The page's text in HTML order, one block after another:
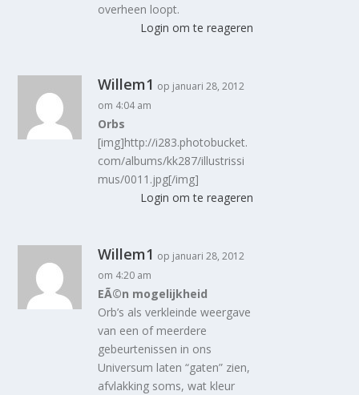
overheen loopt.
Login om te reageren
Willem1 op januari 28, 2012
om 4:04 am
Orbs
[img]http://i283.photobucket.
com/albums/kk287/illustrissi
mus/0011.jpg[/img]
Login om te reageren
Willem1 op januari 28, 2012
om 4:20 am
EÃ©n mogelijkheid
Orb’s als verkleinde weergave
van een of meerdere
gebeurtenissen in ons
Universum laten “gaten” zien,
afvlakking soms, wat kleur